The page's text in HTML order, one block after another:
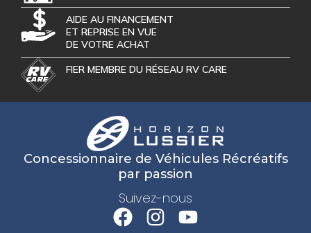
AIDE AU FINANCEMENT
ET REPRISE EN VUE
DE VOTRE ACHAT
FIER MEMBRE DU RÉSEAU RV CARE
Concessionnaire de Véhicules Récréatifs
par passion
Suivez-nous